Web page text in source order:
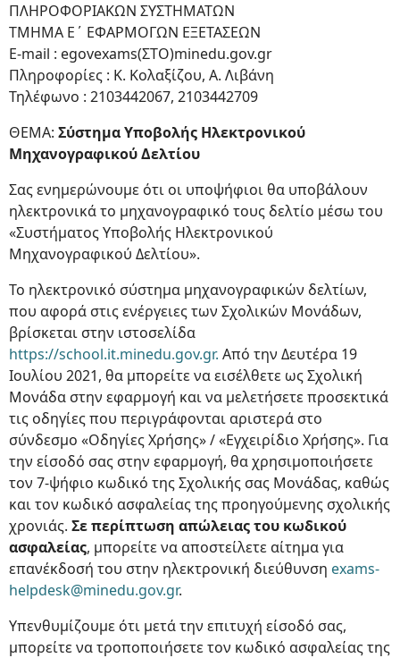
ΠΛΗΡΟΦΟΡΙΑΚΩΝ ΣΥΣΤΗΜΑΤΩΝ
ΤΜΗΜΑ Ε΄ ΕΦΑΡΜΟΓΩΝ ΕΞΕΤΑΣΕΩΝ
E-mail : egovexams(ΣΤΟ)minedu.gov.gr
Πληροφορίες : Κ. Κολαξίζου, Α. Λιβάνη
Τηλέφωνο : 2103442067, 2103442709
ΘΕΜΑ: Σύστημα Υποβολής Ηλεκτρονικού
Μηχανογραφικού Δελτίου
Σας ενημερώνουμε ότι οι υποψήφιοι θα υποβάλουν
ηλεκτρονικά το μηχανογραφικό τους δελτίο μέσω του
«Συστήματος Υποβολής Ηλεκτρονικού
Μηχανογραφικού Δελτίου».
Το ηλεκτρονικό σύστημα μηχανογραφικών δελτίων,
που αφορά στις ενέργειες των Σχολικών Μονάδων,
βρίσκεται στην ιστοσελίδα
https://school.it.minedu.gov.gr. Από την Δευτέρα 19
Ιουλίου 2021, θα μπορείτε να εισέλθετε ως Σχολική
Μονάδα στην εφαρμογή και να μελετήσετε προσεκτικά
τις οδηγίες που περιγράφονται αριστερά στο
σύνδεσμο «Οδηγίες Χρήσης» / «Εγχειρίδιο Χρήσης». Για
την είσοδό σας στην εφαρμογή, θα χρησιμοποιήσετε
τον 7-ψήφιο κωδικό της Σχολικής σας Μονάδας, καθώς
και τον κωδικό ασφαλείας της προηγούμενης σχολικής
χρονιάς. Σε περίπτωση απώλειας του κωδικού
ασφαλείας, μπορείτε να αποστείλετε αίτημα για
επανέκδοσή του στην ηλεκτρονική διεύθυνση exams-
helpdesk@minedu.gov.gr.
Υπενθυμίζουμε ότι μετά την επιτυχή είσοδό σας,
μπορείτε να τροποποιήσετε τον κωδικό ασφαλείας της